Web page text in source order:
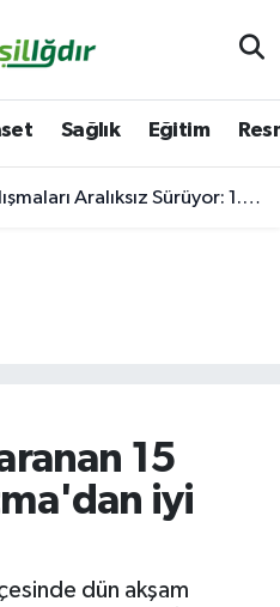
Sağlık Eğitim
Sürüyor: 1.700 Metrelik Kısım Tamamlandı
15
iyi
dün akşam
ve Fikstür